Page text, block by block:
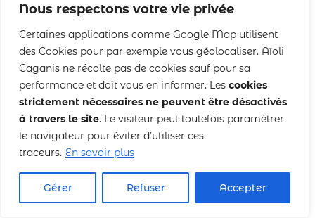
Nous respectons votre vie privée
Certaines applications comme Google Map utilisent
des Cookies pour par exemple vous géolocaliser. Aïoli
Caganis ne récolte pas de cookies sauf pour sa
performance et doit vous en informer. Les cookies
strictement nécessaires ne peuvent être désactivés
à travers le site. Le visiteur peut toutefois paramétrer
le navigateur pour éviter d’utiliser ces
traceurs. En savoir plus
Gérer Refuser Accepter